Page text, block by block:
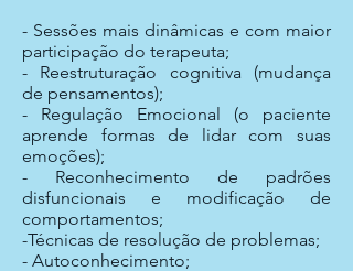
- Sessões mais dinâmicas e com maior
participação do terapeuta;
- Reestruturação cognitiva (mudança
de pensamentos);
- Regulação Emocional (o paciente
aprende formas de lidar com suas
emoções);
- Reconhecimento de padrões
disfuncionais e modificação de
comportamentos;
-Técnicas de resolução de problemas;
- Autoconhecimento;